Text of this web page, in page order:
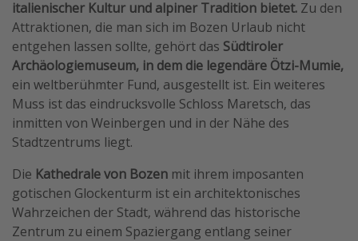
italienischer Kultur und alpiner Tradition bietet. Zu den
Attraktionen, die man sich im Bozen Urlaub nicht
entgehen lassen sollte, gehört das Südtiroler
Archäologiemuseum, in dem die legendäre Ötzi-Mumie,
ein weltberühmter Fund, ausgestellt ist. Ein weiteres
Muss ist das eindrucksvolle Schloss Maretsch, das
inmitten von Weinbergen und in der Nähe des
Stadtzentrums liegt.
Die Kathedrale von Bozen mit ihrem imposanten
gotischen Glockenturm ist ein architektonisches
Wahrzeichen der Stadt, während das historische
Zentrum zu einem Spaziergang entlang seiner